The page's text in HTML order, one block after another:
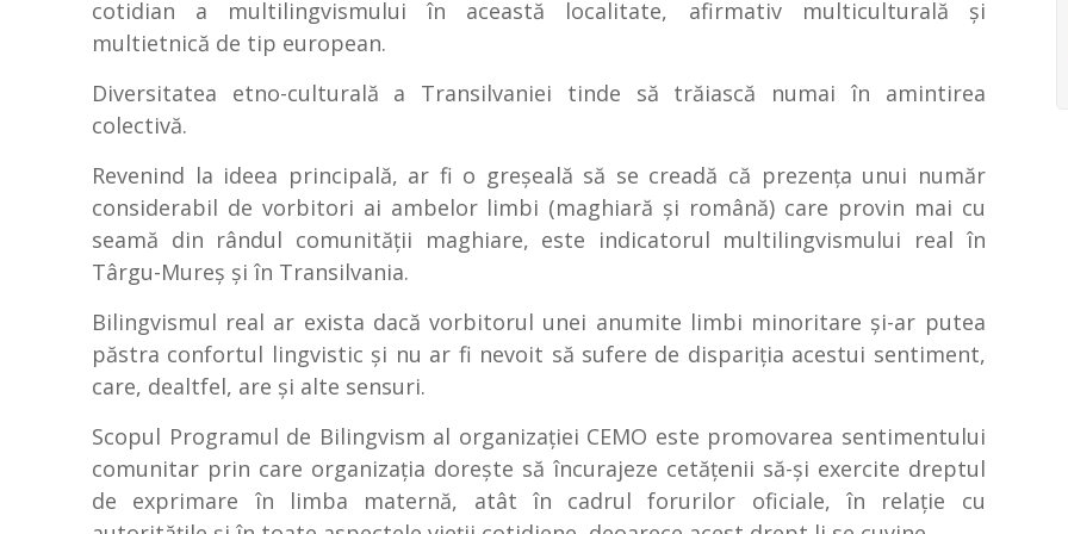
cotidian a multilingvismului în această localitate, afirmativ multiculturală şi
multietnică de tip european.
Diversitatea etno-culturală a Transilvaniei tinde să trăiască numai în amintirea
colectivă.
Revenind la ideea principală, ar fi o greşeală să se creadă că prezenţa unui număr
considerabil de vorbitori ai ambelor limbi (maghiară şi română) care provin mai cu
seamă din rândul comunităţii maghiare, este indicatorul multilingvismului real în
Târgu-Mureş şi în Transilvania.
Bilingvismul real ar exista dacă vorbitorul unei anumite limbi minoritare şi-ar putea
păstra confortul lingvistic şi nu ar fi nevoit să sufere de dispariţia acestui sentiment,
care, dealtfel, are şi alte sensuri.
Scopul Programul de Bilingvism al organizaţiei CEMO este promovarea sentimentului
comunitar prin care organizaţia doreşte să încurajeze cetăţenii să-şi exercite dreptul
de exprimare în limba maternă, atât în cadrul forurilor oficiale, în relaţie cu